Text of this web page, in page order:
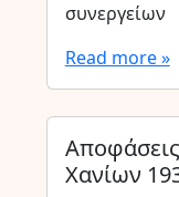
συνεργείων
Read more »
Χανίων